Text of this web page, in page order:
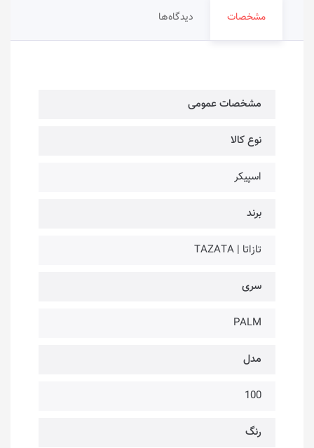
مشخصات دیدگاه‌ها
مشخصات عمومی
نوع کالا
اسپیکر
برند
تازاتا | TAZATA
سری
PALM
مدل
100
رنگ